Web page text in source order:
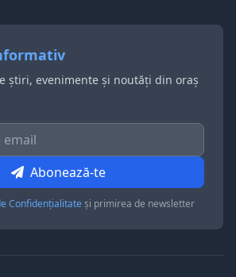
știri, evenimente și noutăți din oraș
Abonează-te
Confidențialitateși primirea de newsletter